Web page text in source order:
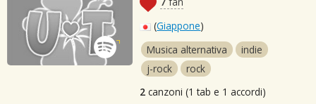
(Giappone)
Musica alternativa
indie
j-rock
rock
2 canzoni (1 tab e 1 accordi)